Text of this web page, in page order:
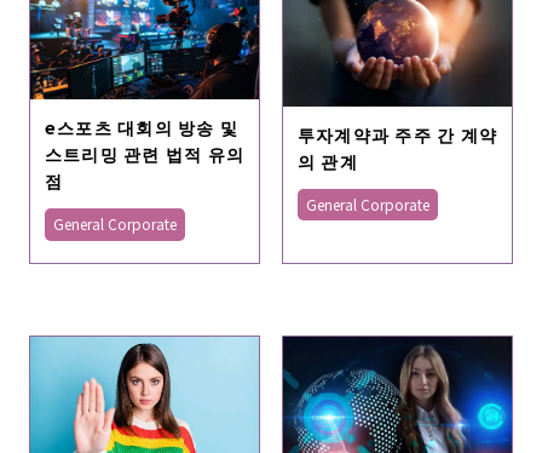
e스포츠 대회의 방송 및
스트리밍 관련 법적 유의
점
General Corporate
투자계약과 주주 간 계약
의 관계
General Corporate